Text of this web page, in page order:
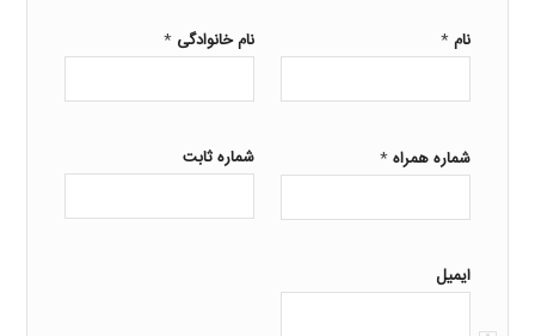
نام* نام خانوادگی *
شماره همراه* شماره ثابت
ایمیل